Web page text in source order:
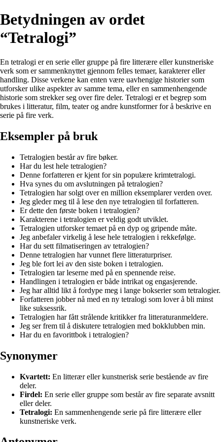
Betydningen av ordet
“Tetralogi”
En tetralogi er en serie eller gruppe på fire litterære eller kunstneriske
verk som er sammenknyttet gjennom felles temaer, karakterer eller
handling. Disse verkene kan enten være uavhengige historier som
utforsker ulike aspekter av samme tema, eller en sammenhengende
historie som strekker seg over fire deler. Tetralogi er et begrep som
brukes i litteratur, film, teater og andre kunstformer for å beskrive en
serie på fire verk.
Eksempler på bruk
Tetralogien består av fire bøker.
Har du lest hele tetralogien?
Denne forfatteren er kjent for sin populære krimtetralogi.
Hva synes du om avslutningen på tetralogien?
Tetralogien har solgt over en million eksemplarer verden over.
Jeg gleder meg til å lese den nye tetralogien til forfatteren.
Er dette den første boken i tetralogien?
Karakterene i tetralogien er veldig godt utviklet.
Tetralogien utforsker temaet på en dyp og gripende måte.
Jeg anbefaler virkelig å lese hele tetralogien i rekkefølge.
Har du sett filmatiseringen av tetralogien?
Denne tetralogien har vunnet flere litteraturpriser.
Jeg ble fort lei av den siste boken i tetralogien.
Tetralogien tar leserne med på en spennende reise.
Handlingen i tetralogien er både intrikat og engasjerende.
Jeg har alltid likt å fordype meg i lange bokserier som tetralogier.
Forfatteren jobber nå med en ny tetralogi som lover å bli minst
like suksessrik.
Tetralogien har fått strålende kritikker fra litteraturanmeldere.
Jeg ser frem til å diskutere tetralogien med bokklubben min.
Har du en favorittbok i tetralogien?
Synonymer
Kvartett: En litterær eller kunstnerisk serie bestående av fire
deler.
Firdel: En serie eller gruppe som består av fire separate avsnitt
eller deler.
Tetralogi: En sammenhengende serie på fire litterære eller
kunstneriske verk.